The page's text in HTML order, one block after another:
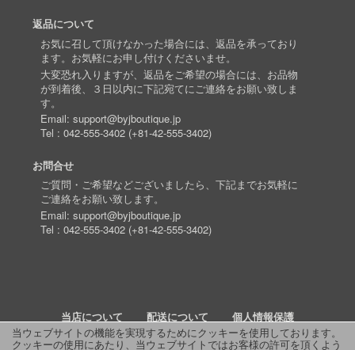
当ウェブサイトの機能を実現するためにクッキーを使用しております。
クッキーの使用にあたり、当ウェブサイトではお客様の許可を頂くよう
返品について
お気に召して頂けなかった場合には、返品を承っており
ます。お気軽にお申し付けくださいませ。
大変恐れ入りますが、返品をご希望の場合には、お品物
が到着後、３日以内に下記宛てにご連絡をお願い致しま
す。
Email: support@byjboutique.jp
Tel : 042-555-3402(+81-42-555-3402)
お問合せ
ご質問・ご希望などございましたら、下記までお気軽に
ご連絡をお願い致します。
Email: support@byjboutique.jp
Tel : 042-555-3402(+81-42-555-3402)
当店について 配送について
個人情報保護
詳細検索
よくあるご質問 お問い合わせ RSS